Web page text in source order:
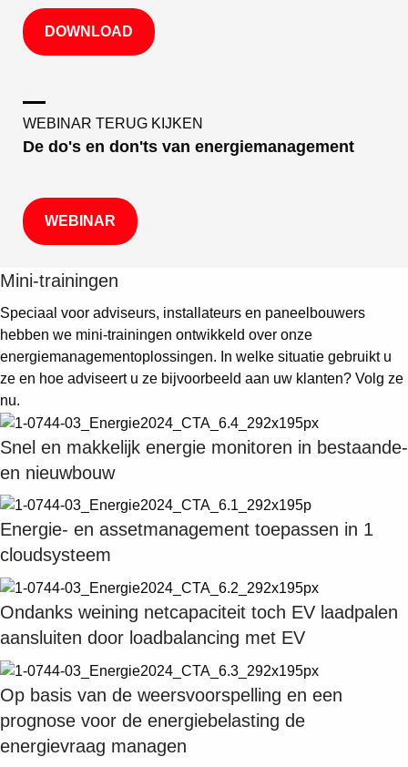
DOWNLOAD
WEBINAR TERUG KIJKEN
De do's en don'ts van energiemanagement
WEBINAR
Mini-trainingen
Speciaal voor adviseurs, installateurs en paneelbouwers
hebben we mini-trainingen ontwikkeld over onze
energiemanagementoplossingen. In welke situatie gebruikt u
ze en hoe adviseert u ze bijvoorbeeld aan uw klanten? Volg ze
nu.
Snel en makkelijk energie monitoren in bestaande-
en nieuwbouw
Energie- en assetmanagement toepassen in 1
cloudsysteem
Ondanks weining netcapaciteit toch EV laadpalen
aansluiten door loadbalancing met EV
Op basis van de weersvoorspelling en een
prognose voor de energiebelasting de
energievraag managen